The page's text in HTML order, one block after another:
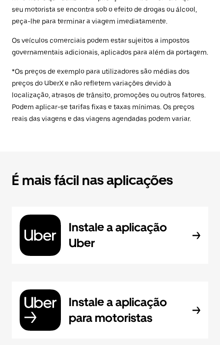
seu motorista se encontra sob o efeito de drogas ou álcool,
peça-lhe para terminar a viagem imediatamente.
Os veículos comerciais podem estar sujeitos a impostos
governamentais adicionais, aplicados para além da portagem.
*Os preços de exemplo para utilizadores são médias dos
preços do UberX e não refletem variações devido à
localização, atrasos de trânsito, promoções ou outros fatores.
Podem aplicar-se tarifas fixas e taxas mínimas. Os preços
reais das viagens e das viagens agendadas podem variar.
É mais fácil nas aplicações
Instale a aplicação
Uber
Instale a aplicação
para motoristas